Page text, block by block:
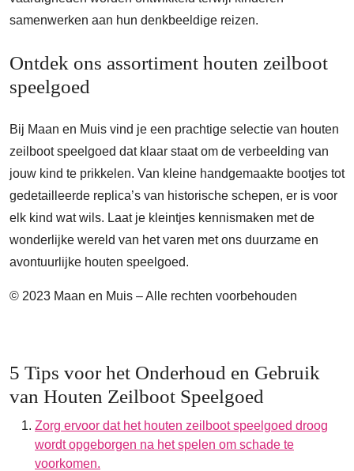
samenwerken aan hun denkbeeldige reizen.
Ontdek ons assortiment houten zeilboot
speelgoed
Bij Maan en Muis vind je een prachtige selectie van houten
zeilboot speelgoed dat klaar staat om de verbeelding van
jouw kind te prikkelen. Van kleine handgemaakte bootjes tot
gedetailleerde replica’s van historische schepen, er is voor
elk kind wat wils. Laat je kleintjes kennismaken met de
wonderlijke wereld van het varen met ons duurzame en
avontuurlijke houten speelgoed.
© 2023 Maan en Muis – Alle rechten voorbehouden
5 Tips voor het Onderhoud en Gebruik
van Houten Zeilboot Speelgoed
Zorg ervoor dat het houten zeilboot speelgoed droog
wordt opgeborgen na het spelen om schade te
voorkomen.